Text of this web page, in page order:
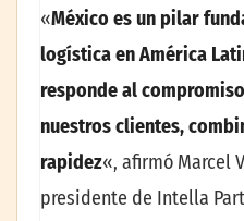
«México es un pilar
logística en América
responde al
nuestros clientes,
rapidez«, afirmó Marcel
presidente de Intella